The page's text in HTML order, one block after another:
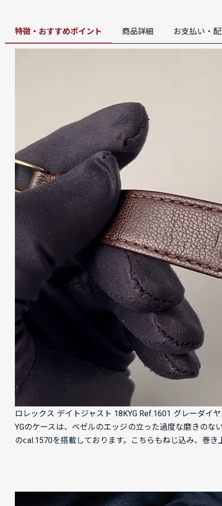
特徴・おすすめポイント 商品詳細 お支払い・
ロレックス デイトジャスト 18KYG Ref.1601 グレーダ
YGのケースは、ベゼルのエッジの立った過度な磨きの
のⅽal.1570を搭載しております。こちらもねじ込み、巻